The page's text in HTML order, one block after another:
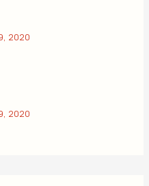
2020
2020